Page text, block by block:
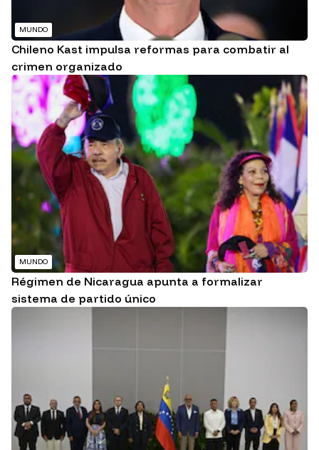
MUNDO
Chileno Kast impulsa reformas para combatir al
crimen organizado
MUNDO
Régimen de Nicaragua apunta a formalizar
sistema de partido único